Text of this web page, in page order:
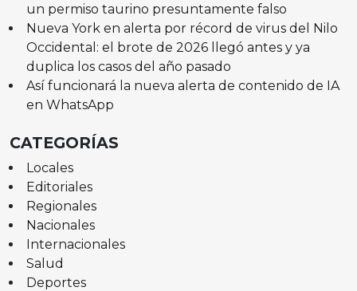
un permiso taurino presuntamente falso
Nueva York en alerta por récord de virus del Nilo
Occidental: el brote de 2026 llegó antes y ya
duplica los casos del año pasado
Así funcionará la nueva alerta de contenido de IA
en WhatsApp
CATEGORÍAS
Locales
Editoriales
Regionales
Nacionales
Internacionales
Salud
Deportes